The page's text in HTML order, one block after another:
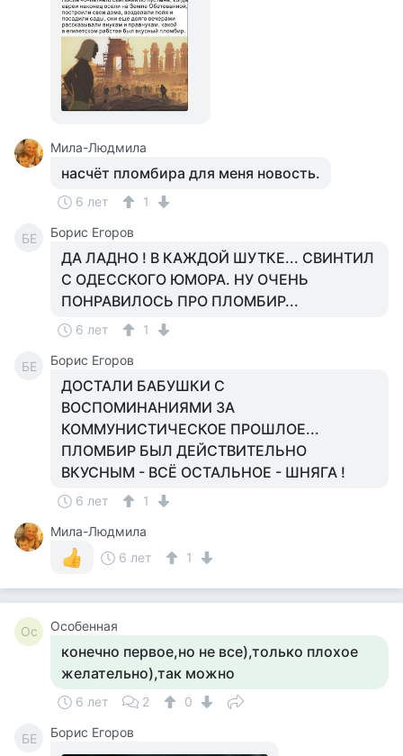
Мила-Людмила
насчёт пломбира для меня новость.
6 лет 1
БЕ Борис Егоров
ДА ЛАДНО ! В КАЖДОЙ ШУТКЕ... СВИНТИЛ
С ОДЕССКОГО ЮМОРА. НУ ОЧЕНЬ
ПОНРАВИЛОСЬ ПРО ПЛОМБИР...
6 лет 1
БЕ Борис Егоров
ДОСТАЛИ БАБУШКИ С
ВОСПОМИНАНИЯМИ ЗА
КОММУНИСТИЧЕСКОЕ ПРОШЛОЕ...
ПЛОМБИР БЫЛ ДЕЙСТВИТЕЛЬНО
ВКУСНЫМ - ВСЁ ОСТАЛЬНОЕ - ШНЯГА !
6 лет
1
Мила-Людмила
6 лет
1
Ос Особенная
конечно первое,но не все),только плохое
желательно),так можно
6 лет 2 0
БЕ Борис Егоров